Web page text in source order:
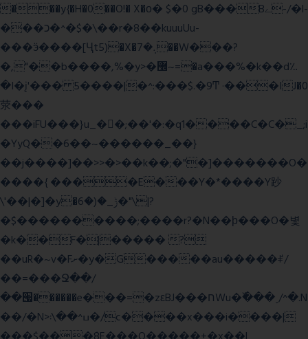
���y{�H�0��O!� X�о� $�0 gB���Bے-/�l-
���כ�^�$�\��r�8��kuuuUu-
���ӭ����[Ҷt5)�X�܉�7��W���?
�,"��b����,%�y>�޼~=�a���%�k��d؉
�I�į'��� 5����|�^:���$.�9Ͳ ·���IJ�0
荥���
���iFU���}u_��;��'�:�q1����C�C�_;i
�YyQ��6��~������_��}
��j����]��>>�>��k��;�"�]�������O�
����{ ����E���Y�*����Y䟞
\'��|�]�y�ݱ_�(�6�"\|?
�$����������;����r?�N��ϸ���O�볓
�k��F�|����� ?
��uR�~v�Fށ�y�G�����au�����ꑷ/
��=���Ջ��/
��՗������e���=�zεBJ���חWu�߰���˯/^�.N
��/�N>ߎ^��\܃�/c����x���i����|